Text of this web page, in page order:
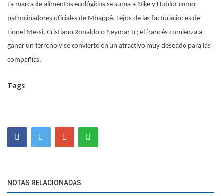
La marca de alimentos ecológicos se suma a Nike y Hublot como
patrocinadores oficiales de Mbappé. Lejos de las facturaciones de
Lionel Messi, Cristiano Ronaldo o Neymar Jr; el francés comienza a
ganar un terreno y se convierte en un atractivo muy deseado para las
compañías.
Tags
NOTAS RELACIONADAS